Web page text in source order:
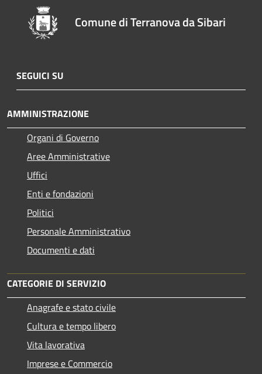
Comune di Terranova da Sibari
SEGUICI SU
AMMINISTRAZIONE
Organi di Governo
Aree Amministrative
Uffici
Enti e fondazioni
Politici
Personale Amministrativo
Documenti e dati
CATEGORIE DI SERVIZIO
Anagrafe e stato civile
Cultura e tempo libero
Vita lavorativa
Imprese e Commercio